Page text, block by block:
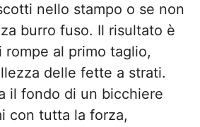
nello stampo o se non
burro fuso. Il risultato è
rompe al primo taglio,
delle fette a strati.
il fondo di un bicchiere
con tutta la forza,